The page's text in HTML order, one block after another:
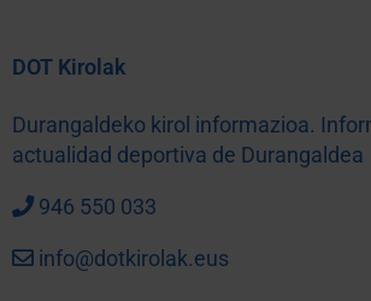
DOT Kirolak
Durangaldeko kirol informazioa.
actualidad deportiva de Durangaldea
946 550 033
info@dotkirolak.eus